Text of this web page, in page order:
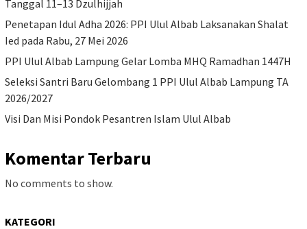
Tanggal 11–13 Dzulhijjah
Penetapan Idul Adha 2026: PPI Ulul Albab Laksanakan Shalat
Ied pada Rabu, 27 Mei 2026
PPI Ulul Albab Lampung Gelar Lomba MHQ Ramadhan 1447H
Seleksi Santri Baru Gelombang 1 PPI Ulul Albab Lampung TA
2026/2027
Visi Dan Misi Pondok Pesantren Islam Ulul Albab
Komentar Terbaru
No comments to show.
KATEGORI